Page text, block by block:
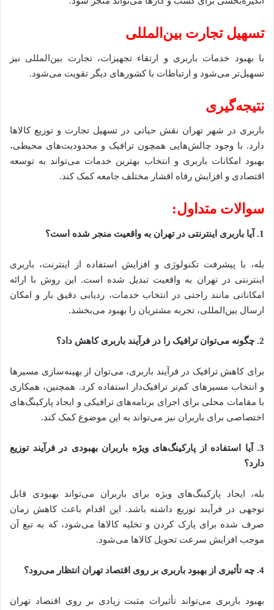
تسهیل تجارت بین‌المللی
با بهبود خدمات باربری و ارتقاء تجهیزات، تجارت بین‌المللی نیز
تسهیل‌تر می‌شود و ارتباطات با کشورهای دیگر تقویت می‌شود.
نتیجه‌گیری
باربری در شهر تهران نقش حیاتی در تسهیل تجارت و توزیع کالاها
دارد. با وجود چالش‌هایی همچون ترافیک و محدودیت‌های محیطی،
بهبود امکانات باربری و انتخاب بهترین خدمات می‌تواند به توسعه
اقتصادی و افزایش رفاه اقشار مختلف جامعه کمک کند.
سوالات متداول:
1. آیا باربری اینترنتی در تهران به واقعیت منجر شده است؟
بله، با پیشرفت تکنولوژی و افزایش استفاده از اینترنت، باربری
اینترنتی در تهران به واقعیت تبدیل شده است. این روش با ارائه
امکاناتی مانند راحتی در انتخاب خدمات، ردیابی دقیق بار و امکان
ارسال بین‌المللی، تجربه مشتریان را بهبود می‌بخشد.
2. چگونه می‌توان ترافیک را در فرآیند باربری کاهش داد؟
برای کاهش ترافیک در فرآیند باربری، می‌توان از بهینه‌سازی مسیرها
و انتخاب مسیرهای کم‌تر ترافیک‌دار استفاده کرد. همچنین، همکاری
با مقامات محلی برای اجرای برنامه‌های ترافیکی و ایجاد پارکینگ‌های
اختصاصی برای باربران نیز می‌تواند به این موضوع کمک کند.
3.
آیا استفاده از پارکینگ‌های ویژه باربران بهبودی در فرآیند توزیع
دارد؟
بله، ایجاد پارکینگ‌های ویژه برای باربران می‌تواند بهبودی قابل
توجهی در فرآیند توزیع داشته باشد. این اقدام باعث کاهش زمان
صرف شده برای پارک کردن و تخلیه کالاها می‌شود، که به تبع آن
موجب افزایش سرعت تحویل کالاها می‌شود.
4. چه تأثیری از بهبود باربری بر روی اقتصاد تهران انتظار می‌رود؟
بهبود باربری می‌تواند تأثیرات مثبت زیادی بر روی اقتصاد تهران